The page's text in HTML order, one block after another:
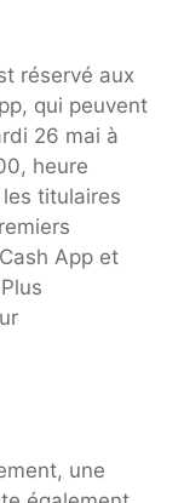
réservé aux
qui peuvent
26 mai à
heure
titulaires
App et
une